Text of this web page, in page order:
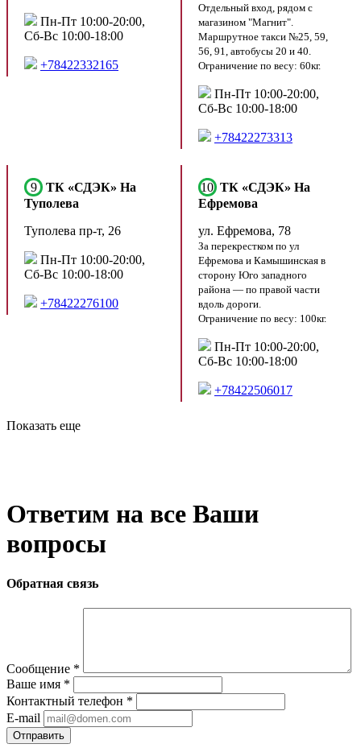
Пн-Пт 10:00-20:00,
Сб-Вс 10:00-18:00
+78422332165
Отдельный вход, рядом с
магазином "Магнит".
Маршрутное такси №25, 59,
56, 91, автобусы 20 и 40.
Ограничение по весу: 60кг.
Пн-Пт 10:00-20:00,
Сб-Вс 10:00-18:00
+78422273313
9
ТК «СДЭК» На
Туполева
Туполева пр-т, 26
Пн-Пт 10:00-20:00,
Сб-Вс 10:00-18:00
+78422276100
10 ТК «СДЭК» На
Ефремова
ул. Ефремова, 78
За перекрестком по ул
Ефремова и Камышинская в
сторону Юго западного
района — по правой части
вдоль дороги.
Ограничение по весу: 100кг.
Пн-Пт 10:00-20:00,
Сб-Вс 10:00-18:00
+78422506017
Показать еще
Ответим на все Ваши
вопросы
Обратная связь
Сообщение *
Ваше имя *
Контактный телефон *
E-mail